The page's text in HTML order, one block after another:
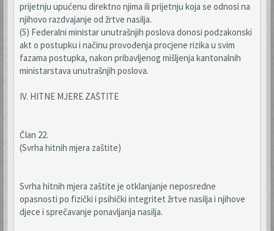
prijetnju upućenu direktno njima ili prijetnju koja se odnosi na
njihovo razdvajanje od žrtve nasilja.
(5) Federalni ministar unutrašnjih poslova donosi podzakonski
akt o postupku i načinu provođenja procjene rizika u svim
fazama postupka, nakon pribavljenog mišljenja kantonalnih
ministarstava unutrašnjih poslova.
IV. HITNE MJERE ZAŠTITE
Član 22.
(Svrha hitnih mjera zaštite)
Svrha hitnih mjera zaštite je otklanjanje neposredne
opasnosti po fizički i psihički integritet žrtve nasilja i njihove
djece i sprečavanje ponavljanja nasilja.